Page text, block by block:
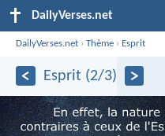
DailyVerses.net
DailyVerses.net ›Thème › Esprit
Esprit (2/3)